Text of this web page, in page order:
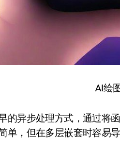
AI绘
的异步处理方式，通过将
单，但在多层嵌套时容易